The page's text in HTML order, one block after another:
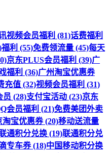
视频会员福利 (81)话费福利
福利 (55)免费领流量 (45)每天
京东PLUS会员福利 (39)广
福利 (36)广州淘宝优惠券
充值 (32)视频会员福利 (31)
(28)支付宝活动 (23)京东
会员福利 (21)免费美团外卖
淘宝优惠券 (20)移动送流量
通积分兑换 (19)联通积分兑
专车券 (18)中国移动积分换